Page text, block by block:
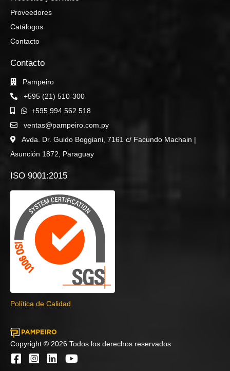
Proveedores
Catálogos
Contacto
Contacto
Pampeiro
+595 (21) 510-300
+595 994 562 518
ventas@pampeiro.com.py
Avda. Dr. Guido Boggiani, 7161 c/ Facundo Machain |
Asunción 1872, Paraguay
ISO 9001:2015
Política de Calidad
Copyright © 2026 Todos los derechos reservados